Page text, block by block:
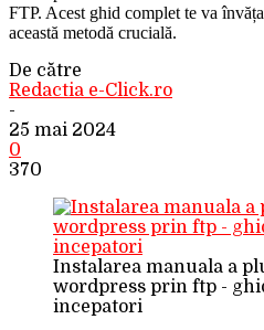
FTP. Acest ghid complet te va
această metodă crucială.
De către
Redactia e-Click.ro
-
25 mai 2024
0
370
Instalarea manuala a
wordpress prin ftp -
incepatori